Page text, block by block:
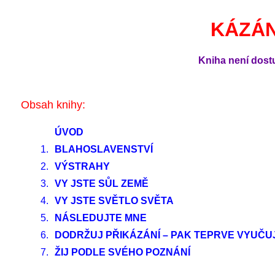
Kniha není
Obsah knihy:
ÚVOD
1.
BLAHOSLAVENSTVÍ
2.
VÝSTRAHY
3.
VY JSTE SŮL ZEMĚ
4.
VY JSTE SVĚTLO SVĚTA
5.
NÁSLEDUJTE MNE
6.
DODRŽUJ PŘIKÁZÁNÍ – PAK TEPRVE
7.
ŽIJ PODLE SVÉHO POZNÁNÍ